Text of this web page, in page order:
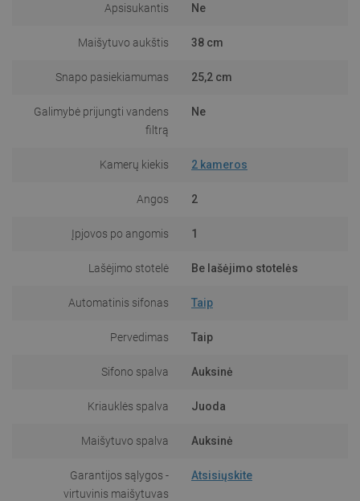
Apsisukantis Ne
Maišytuvo aukštis 38 cm
Snapo pasiekiamumas 25,2 cm
Galimybė prijungti vandens
filtrą
Ne
Kamerų kiekis 2 kameros
Angos 2
Įpjovos po angomis 1
Lašėjimo stotelė Be lašėjimo stotelės
Automatinis sifonas Taip
Pervedimas Taip
Sifono spalva Auksinė
Kriauklės spalva Juoda
Maišytuvo spalva Auksinė
Garantijos sąlygos -
virtuvinis maišytuvas
Atsisiųskite